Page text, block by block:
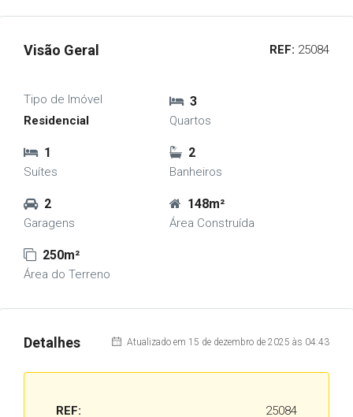
Visão Geral REF: 25084
Tipo de Imóvel
Residencial
3
Quartos
1
Suítes
2
Banheiros
2
Garagens
148m²
Área Construída
250m²
Área do Terreno
Detalhes Atualizado em 15 de dezembro de 2025 às 04:43
REF: 25084